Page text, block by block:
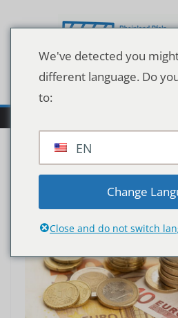
Inhalt
We've detected you
different language. Do
to:
EN
Change
Close and do not switch